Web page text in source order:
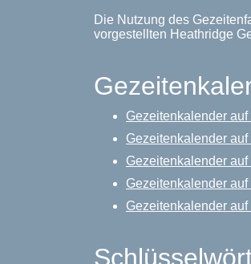
Die Nutzung des
vorgestellten Heathridge
Gezeitenkalender
Gezeitenkalender
Gezeitenkalender
Gezeitenkalender auf
Gezeitenkalender